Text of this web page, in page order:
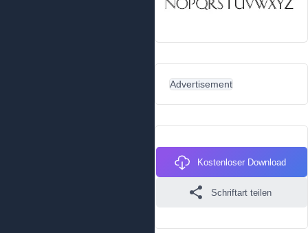
Advertisement
Kostenloser Download
Schriftart teilen